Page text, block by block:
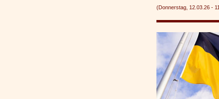
(Donnerstag, 12.03.26 -